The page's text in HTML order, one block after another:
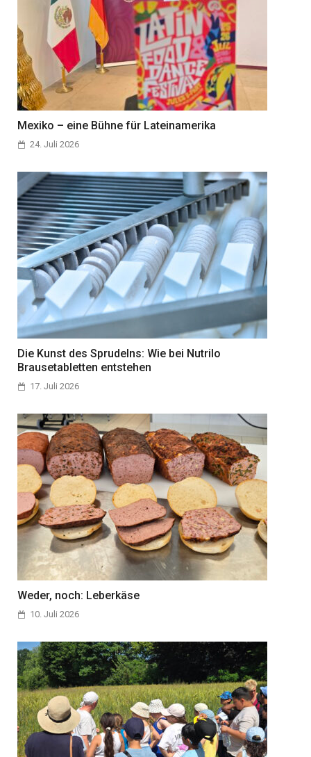
Mexiko – eine Bühne für Lateinamerika
24. Juli 2026
Die Kunst des Sprudelns: Wie bei Nutrilo
Brausetabletten entstehen
17. Juli 2026
Weder, noch: Leberkäse
10. Juli 2026